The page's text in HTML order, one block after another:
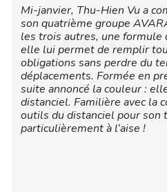
Mi-janvier, Thu-Hien Vu a
son quatrième groupe
les trois autres, une formule
elle lui permet de remplir
obligations sans perdre du
déplacements. Formée en
suite annoncé la couleur :
distanciel. Familière avec la
outils du distanciel pour son
particulièrement à l’aise !